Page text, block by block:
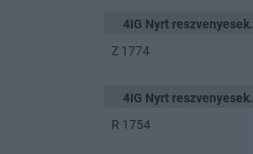
4IG Nyrt reszvenyesek.
Z 1774
4IG Nyrt reszvenyesek.
R 1754